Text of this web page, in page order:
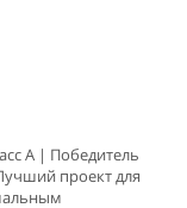
А | Победитель
проект для